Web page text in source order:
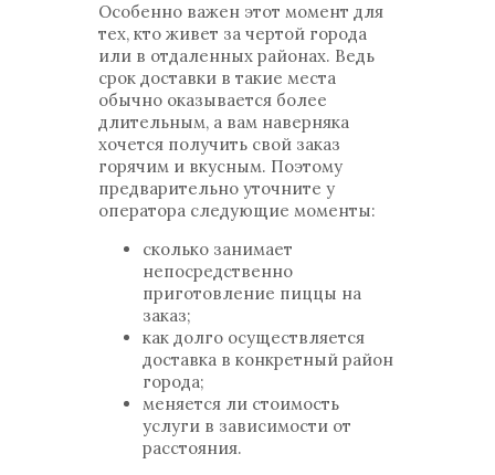
Особенно важен этот момент для
тех, кто живет за чертой города
или в отдаленных районах. Ведь
срок доставки в такие места
обычно оказывается более
длительным, а вам наверняка
хочется получить свой заказ
горячим и вкусным. Поэтому
предварительно уточните у
оператора следующие моменты:
сколько занимает
непосредственно
приготовление пиццы на
заказ;
как долго осуществляется
доставка в конкретный район
города;
меняется ли стоимость
услуги в зависимости от
расстояния.